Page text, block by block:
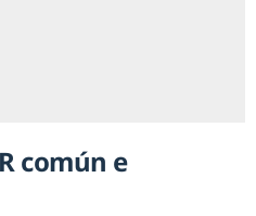
común e